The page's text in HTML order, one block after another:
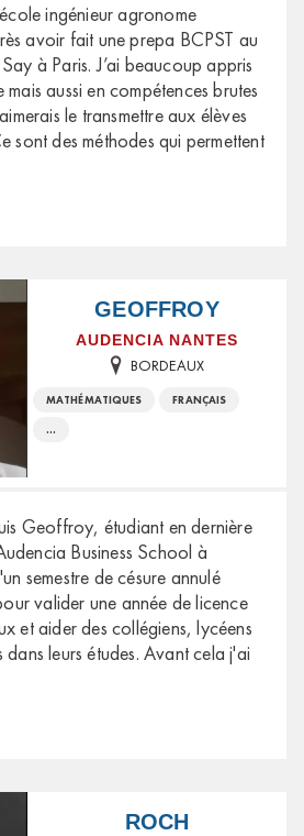
ingénieur agronome
avoir fait une prepa BCPST au
à Paris. J’ai beaucoup appris
aussi en compétences brutes
le transmettre aux élèves
sont des méthodes qui permettent
GEOFFROY
AUDENCIA NANTES
BORDEAUX
MATHÉMATIQUES FRANÇAIS
...
Geoffroy, étudiant en dernière
Business School à
semestre de césure annulé
valider une année de licence
et aider des collégiens, lycéens
leurs études. Avant cela j'ai
ROCH